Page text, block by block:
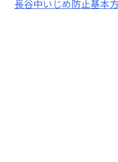
長谷中いじめ防止基本